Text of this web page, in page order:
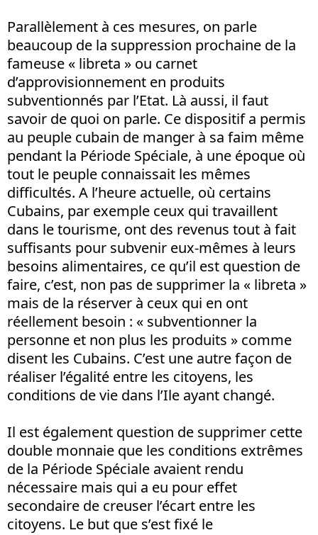
Parallèlement à ces mesures, on parle
beaucoup de la suppression prochaine de la
fameuse « libreta » ou carnet
d’approvisionnement en produits
subventionnés par l’Etat. Là aussi, il faut
savoir de quoi on parle. Ce dispositif a permis
au peuple cubain de manger à sa faim même
pendant la Période Spéciale, à une époque où
tout le peuple connaissait les mêmes
difficultés. A l’heure actuelle, où certains
Cubains, par exemple ceux qui travaillent
dans le tourisme, ont des revenus tout à fait
suffisants pour subvenir eux-mêmes à leurs
besoins alimentaires, ce qu’il est question de
faire, c’est, non pas de supprimer la « libreta »
mais de la réserver à ceux qui en ont
réellement besoin : « subventionner la
personne et non plus les produits » comme
disent les Cubains. C’est une autre façon de
réaliser l’égalité entre les citoyens, les
conditions de vie dans l’Ile ayant changé.
Il est également question de supprimer cette
double monnaie que les conditions extrêmes
de la Période Spéciale avaient rendu
nécessaire mais qui a eu pour effet
secondaire de creuser l’écart entre les
citoyens. Le but que s’est fixé le